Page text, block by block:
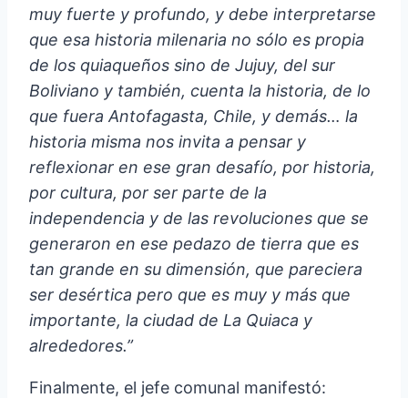
muy fuerte y profundo, y debe interpretarse
que esa historia milenaria no sólo es propia
de los quiaqueños sino de Jujuy, del sur
Boliviano y también, cuenta la historia, de lo
que fuera Antofagasta, Chile, y demás… la
historia misma nos invita a pensar y
reflexionar en ese gran desafío, por historia,
por cultura, por ser parte de la
independencia y de las revoluciones que se
generaron en ese pedazo de tierra que es
tan grande en su dimensión, que pareciera
ser desértica pero que es muy y más que
importante, la ciudad de La Quiaca y
alrededores.”
Finalmente, el jefe comunal manifestó: